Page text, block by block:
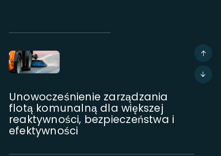
Unowocześnienie zarządzania
flotą komunalną dla większej
reaktywności, bezpieczeństwa i
efektywności